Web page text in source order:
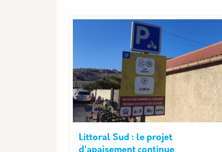
Littoral Sud : le projet
d'apaisement continue